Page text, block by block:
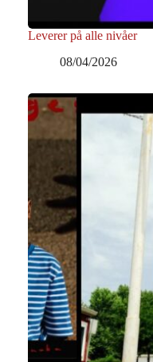
Leverer på alle nivåer
08/04/2026